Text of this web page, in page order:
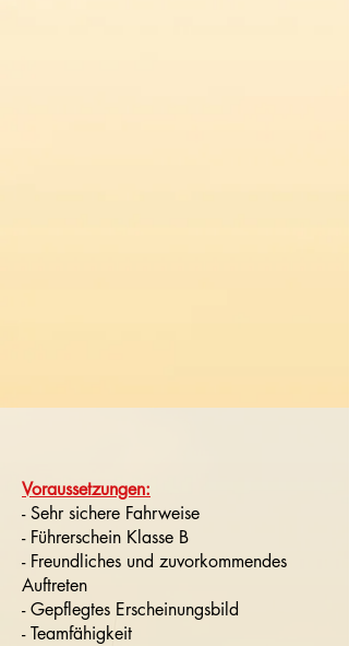
Voraussetzungen:
- Sehr sichere Fahrweise
- Führerschein Klasse B
- Freundliches und zuvorkommendes
Auftreten
- Gepflegtes Erscheinungsbild
- Teamfähigkeit